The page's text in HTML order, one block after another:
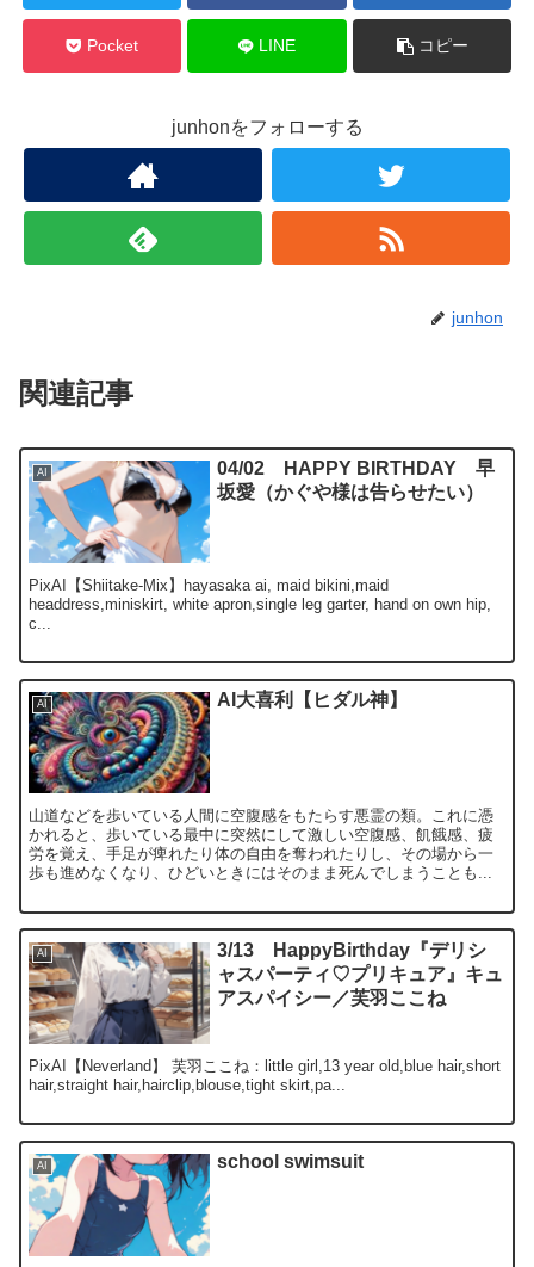
Pocket LINE コピー
junhonをフォローする
junhon
関連記事
AI
04/02 HAPPY BIRTHDAY 早
坂愛（かぐや様は告らせたい）
PixAI【Shiitake-Mix】hayasaka ai, maid bikini,maid
headdress,miniskirt, white apron,single leg garter, hand on own hip,
c...
AI AI大喜利【ヒダル神】
山道などを歩いている人間に空腹感をもたらす悪霊の類。これに憑
かれると、歩いている最中に突然にして激しい空腹感、飢餓感、疲
労を覚え、手足が痺れたり体の自由を奪われたりし、その場から一
歩も進めなくなり、ひどいときにはそのまま死んでしまうことも...
AI
3/13 HappyBirthday『デリシ
ャスパーティ♡プリキュア』キュ
アスパイシー／芙羽ここね
PixAI【Neverland】 芙羽ここね：little girl,13 year old,blue hair,short
hair,straight hair,hairclip,blouse,tight skirt,pa...
AI school swimsuit